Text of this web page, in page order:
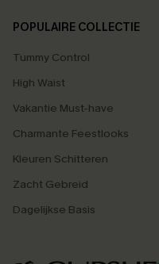
POPULAIRE COLLECTIE
Tummy Control
High Waist
Vakantie Must-have
Charmante Feestlooks
Kleuren Schitteren
Zacht Gebreid
Dagelijkse Basis